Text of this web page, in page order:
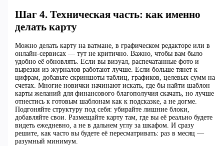
Шаг 4. Техническая часть: как именно
делать карту
Можно делать карту на ватмане, в графическом редакторе или в
онлайн-сервисах — тут не критично. Важно, чтобы вам было
удобно её обновлять. Если вы визуал, распечатанные фото и
вырезки из журналов работают лучше. Если больше тянет к
цифрам, добавьте скриншоты таблиц, графиков, целевых сумм на
счетах. Многие новички начинают искать, где бы найти шаблон
карты желаний для финансового благополучия скачать, но лучше
отнестись к готовым шаблонам как к подсказке, а не догме.
Подгоняйте структуру под себя: убирайте лишние блоки,
добавляйте свои. Размещайте карту там, где вы её реально будете
видеть ежедневно, а не в дальнем углу за шкафом. И сразу
решите, как часто вы будете её пересматривать: раз в месяц —
разумный минимум.